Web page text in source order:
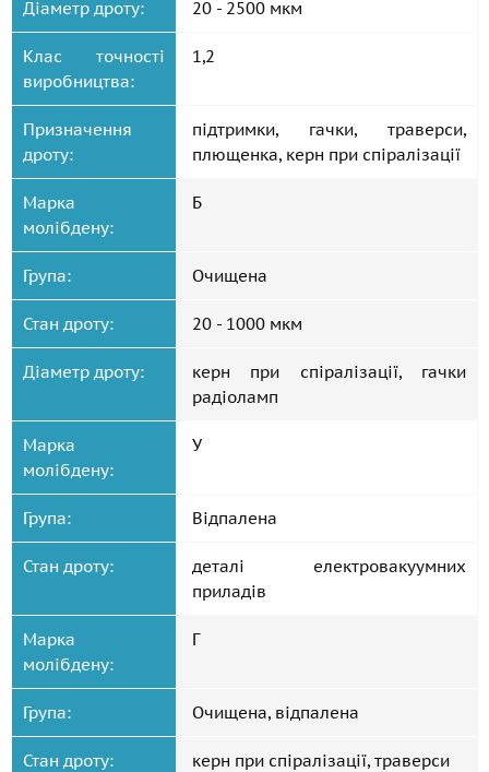
Діаметр дроту: 20 - 2500 мкм
Клас точності
виробництва:
1,2
Призначення
дроту:
підтримки, гачки, траверси,
плющенка, керн при спіралізації
Марка
молібдену:
Б
Група: Очищена
Стан дроту: 20 - 1000 мкм
Діаметр дроту:
керн при спіралізації, гачки
радіоламп
Марка
молібдену:
У
Група: Відпалена
Стан дроту:
деталі електровакуумних
приладів
Марка
молібдену:
Г
Група: Очищена, відпалена
Стан дроту: керн при спіралізації, траверси